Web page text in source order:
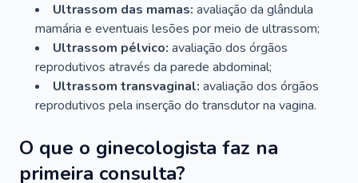
Ultrassom das mamas: avaliação da glândula
mamária e eventuais lesões por meio de ultrassom;
Ultrassom pélvico: avaliação dos órgãos
reprodutivos através da parede abdominal;
Ultrassom transvaginal: avaliação dos órgãos
reprodutivos pela inserção do transdutor na vagina.
O que o ginecologista faz na
primeira consulta?